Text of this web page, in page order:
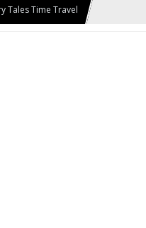
Tales Time Travel